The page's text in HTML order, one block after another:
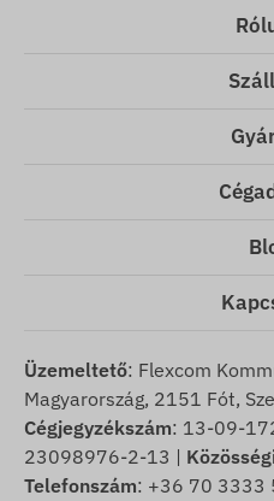
Üzemeltető: Flexcom
Magyarország, 2151 Fót,
Cégjegyzékszám: 13-09-
23098976-2-13 |
Telefonszám: +36 70 3333